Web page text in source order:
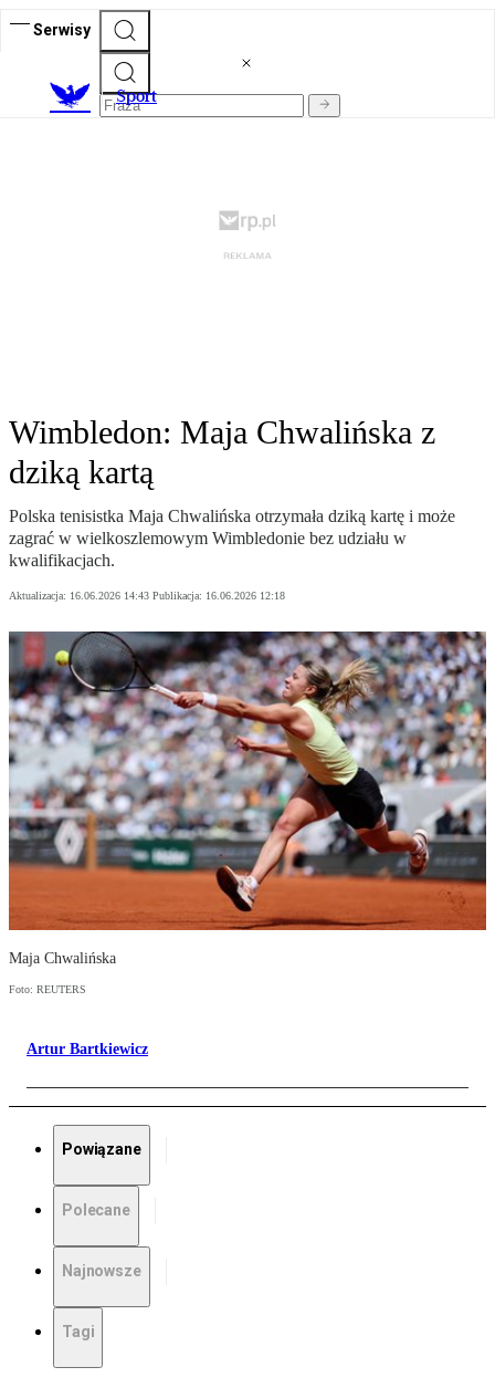
Serwisy
Sport
Wimbledon: Maja Chwalińska z
dziką kartą
Polska tenisistka Maja Chwalińska otrzymała dziką kartę i może
zagrać w wielkoszlemowym Wimbledonie bez udziału w
kwalifikacjach.
Aktualizacja: 16.06.2026 14:43 Publikacja: 16.06.2026 12:18
Maja Chwalińska
Foto: REUTERS
Artur Bartkiewicz
Powiązane
Polecane
Najnowsze
Tagi